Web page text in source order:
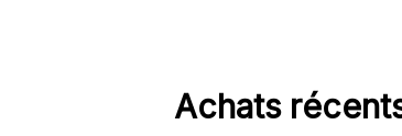
Achats